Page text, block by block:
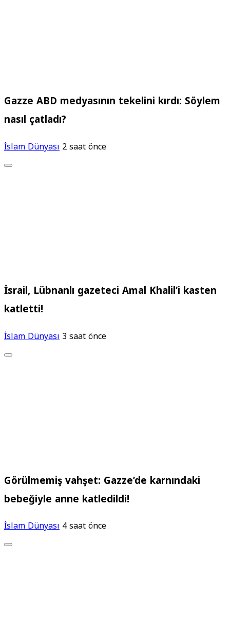
Gazze ABD medyasının tekelini kırdı: Söylem
nasıl çatladı?
İslam Dünyası2 saat önce
İsrail, Lübnanlı gazeteci Amal Khalil’i kasten
katletti!
İslam Dünyası3 saat önce
Görülmemiş vahşet: Gazze’de karnındaki
bebeğiyle anne katledildi!
İslam Dünyası4 saat önce